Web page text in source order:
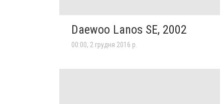
Daewoo Lanos SE, 2002
00:00, 2 грудня 2016 р.